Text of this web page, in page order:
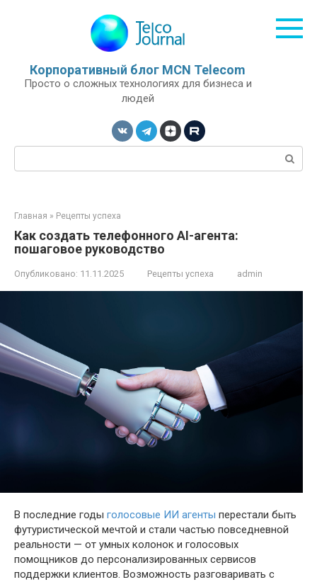
Корпоративный блог MCN Telecom
Просто о сложных технологиях для бизнеса и
людей
Главная » Рецепты успеха
Как создать телефонного AI-агента:
пошаговое руководство
Опубликовано: 11.11.2025 Рецепты успеха admin
В последние годы голосовые ИИ агенты перестали быть
футуристической мечтой и стали частью повседневной
реальности — от умных колонок и голосовых
помощников до персонализированных сервисов
поддержки клиентов. Возможность разговаривать с